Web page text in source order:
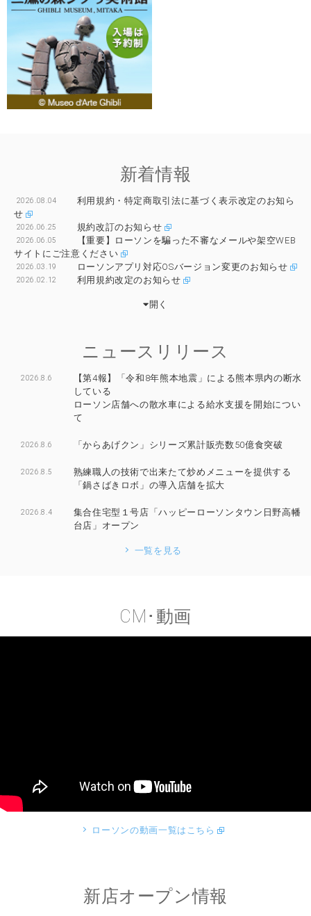
新着情報
2026.08.04
利用規約・特定商取引法に基づく表示改定のお知ら
せ
2026.06.25 規約改訂のお知らせ
2026.06.05
【重要】ローソンを騙った不審なメールや架空WEB
サイトにご注意ください
2026.03.19 ローソンアプリ対応OSバージョン変更のお知らせ
2026.02.12 利用規約改定のお知らせ
開く
ニュースリリース
2026.8.6
【第4報】「令和8年熊本地震」による熊本県内の断水
している
ローソン店舗への散水車による給水支援を開始につい
て
2026.8.6 「からあげクン」シリーズ累計販売数50億食突破
2026.8.5
熟練職人の技術で出来たて炒めメニューを提供する
「鍋さばきロボ」の導入店舗を拡大
2026.8.4
集合住宅型１号店「ハッピーローソンタウン日野高幡
台店」オープン
一覧を見る
CM･動画
ローソンの動画一覧はこちら
新店オープン情報